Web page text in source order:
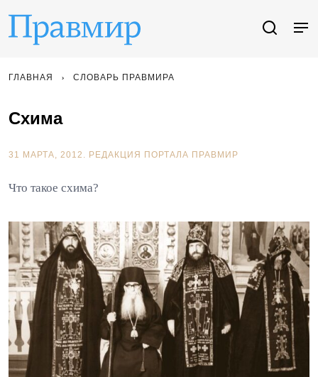
ГЛАВНАЯ СЛОВАРЬ ПРАВМИРА
Схима
31 МАРТА, 2012. РЕДАКЦИЯ ПОРТАЛА ПРАВМИР
Что такое схима?